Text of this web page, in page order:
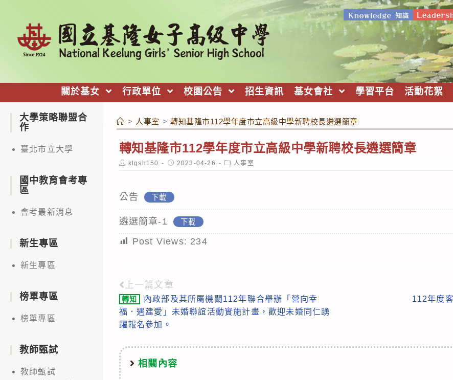
關於基女 行政單位 校園公告 招生資訊 基女會社 學習平台 活動花絮
> 人事室 > 轉知基隆市112學年度市立高級中學新聘校長遴選簡章
轉知基隆市112學年度市立高級中學新聘校長遴選簡章
Post
author:
klgsh150
Post
published:
2023-04-26
Post
category:
人事室
公告 下載
遴選簡章-1 下載
Post Views: 234
Read
more
articles
上一篇文章
轉知
內政部及其所屬機關112年聯合舉辦「營向幸
福．遇建愛」未婚聯誼活動實施計畫，歡迎未婚同仁踴
躍報名參加。
112年度
相關內容
大學策略聯盟合
作
臺北市立大學
國中教育會考專
區
會考最新消息
新生專區
新生專區
榜單專區
榜單專區
教師甄試
教師甄試